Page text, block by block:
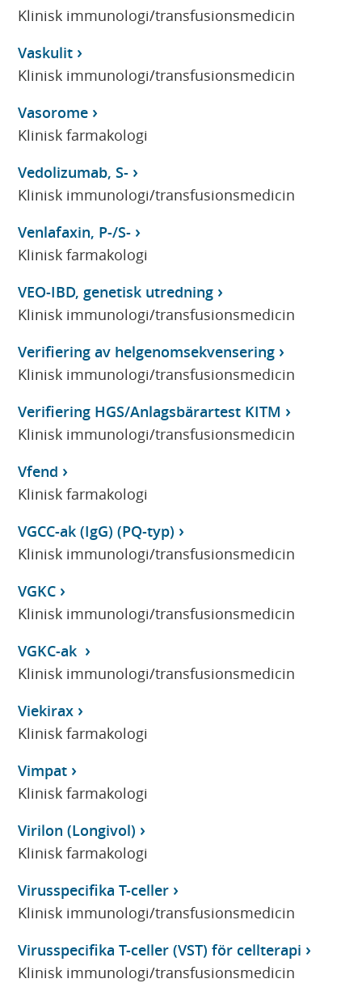
Klinisk immunologi/transfusionsmedicin
Vaskulit
Klinisk immunologi/transfusionsmedicin
Vasorome
Klinisk farmakologi
Vedolizumab, S-
Klinisk immunologi/transfusionsmedicin
Venlafaxin, P-/S-
Klinisk farmakologi
VEO-IBD, genetisk utredning
Klinisk immunologi/transfusionsmedicin
Verifiering av helgenomsekvensering
Klinisk immunologi/transfusionsmedicin
Verifiering HGS/Anlagsbärartest KITM
Klinisk immunologi/transfusionsmedicin
Vfend
Klinisk farmakologi
VGCC-ak (IgG) (PQ-typ)
Klinisk immunologi/transfusionsmedicin
VGKC
Klinisk immunologi/transfusionsmedicin
VGKC-ak
Klinisk immunologi/transfusionsmedicin
Viekirax
Klinisk farmakologi
Vimpat
Klinisk farmakologi
Virilon (Longivol)
Klinisk farmakologi
Virusspecifika T-celler
Klinisk immunologi/transfusionsmedicin
Virusspecifika T-celler (VST) för cellterapi
Klinisk immunologi/transfusionsmedicin